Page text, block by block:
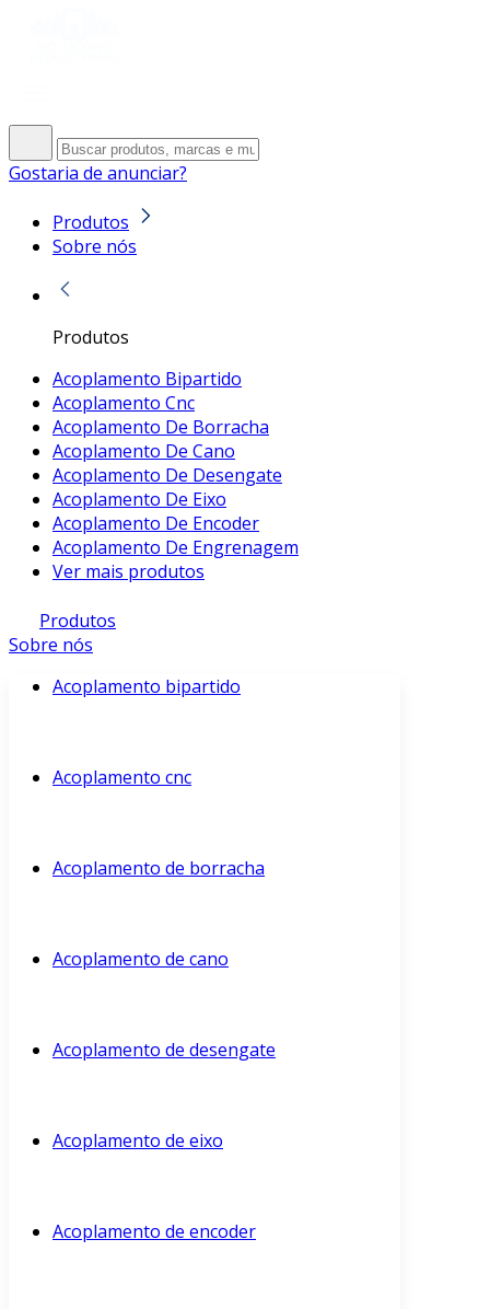
Gostaria de anunciar?
Produtos
Sobre nós
Produtos
Acoplamento Bipartido
Acoplamento Cnc
Acoplamento De Borracha
Acoplamento De Cano
Acoplamento De Desengate
Acoplamento De Eixo
Acoplamento De Encoder
Acoplamento De Engrenagem
Ver mais produtos
Produtos
Sobre nós
Acoplamento bipartido
Acoplamento cnc
Acoplamento de borracha
Acoplamento de cano
Acoplamento de desengate
Acoplamento de eixo
Acoplamento de encoder